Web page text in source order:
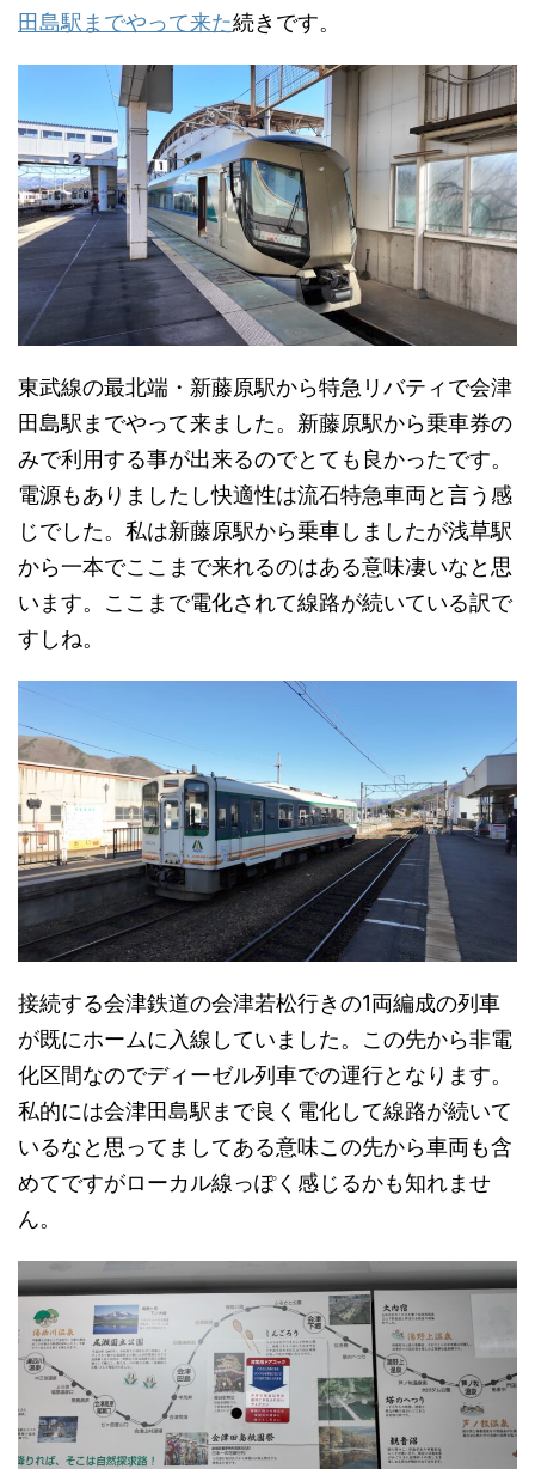
田島駅までやって来た続きです。
東武線の最北端・新藤原駅から特急リバティで会津
田島駅までやって来ました。新藤原駅から乗車券の
みで利用する事が出来るのでとても良かったです。
電源もありましたし快適性は流石特急車両と言う感
じでした。私は新藤原駅から乗車しましたが浅草駅
から一本でここまで来れるのはある意味凄いなと思
います。ここまで電化されて線路が続いている訳で
すしね。
接続する会津鉄道の会津若松行きの1両編成の列車
が既にホームに入線していました。この先から非電
化区間なのでディーゼル列車での運行となります。
私的には会津田島駅まで良く電化して線路が続いて
いるなと思ってましてある意味この先から車両も含
めてですがローカル線っぽく感じるかも知れませ
ん。